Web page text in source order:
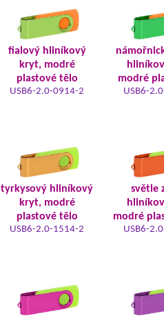
fialový hliníkový
kryt, modré
plastové tělo
USB6-2.0-0914-2
modré
USB6-
tyrkysový hliníkový
kryt, modré
plastové tělo
USB6-2.0-1514-2
světle
modré
USB6-